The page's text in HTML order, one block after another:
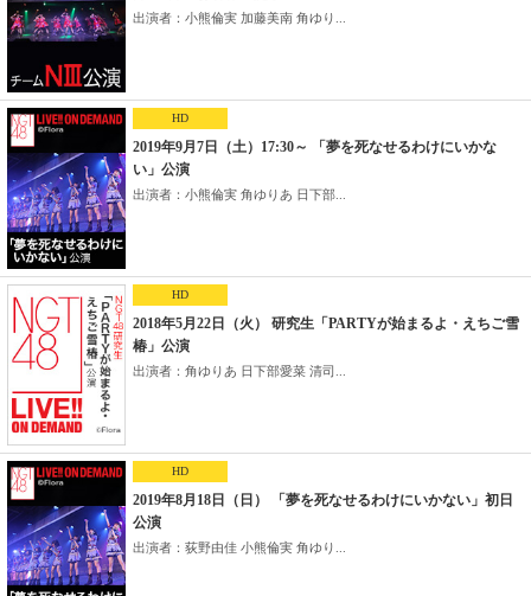
出演者：小熊倫実 加藤美南 角ゆり...
HD
2019年9月7日（土）17:30～ 「夢を死なせるわけにいかな
い」公演
出演者：小熊倫実 角ゆりあ 日下部...
HD
2018年5月22日（火） 研究生「PARTYが始まるよ・えちご雪
椿」公演
出演者：角ゆりあ 日下部愛菜 清司...
HD
2019年8月18日（日） 「夢を死なせるわけにいかない」初日
公演
出演者：荻野由佳 小熊倫実 角ゆり...